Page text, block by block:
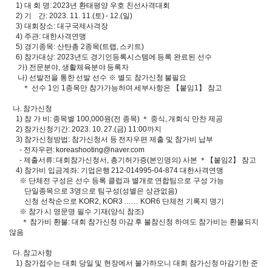
1) 대 회 명: 2023년 환태평양 우호 친선사격대회
2) 기 간: 2023. 11. 11.(토) - 12.(일)
3) 대회장소: 대구국제사격장
4) 주관: 대한사격연맹
5) 경기종목: 산탄총 2종목(트랩, 스키트)
6) 참가대상: 2023년도 경기인등록시스템에 등록 완료된 선수
가) 전문분야, 생활체육분야 등록자
나) 선발전을 통한 선발 선수 ※ 별도 참가신청 불필요
＊ 선수 1인 1종목만 참가가능하며 세부사항은 【붙임1】 참고
나. 참가신청
1) 참 가 비: 종목별 100,000원(전 종목) ＊ 중식, 개회식 만찬 제공
2) 참가신청기간: 2023. 10. 27.(금) 11:00까지
3) 참가신청방법: 참가신청서 등 전자우편 제출 및 참가비 납부
- 전자우편: koreashooting@naver.com
- 제출서류: 대회참가신청서, 총기허가증(본인명의) 사본 ＊【붙임2】 참고
4) 참가비 입금계좌: 기업은행 212-014995-04-874 대한사격연맹
※ 단체전 구성은 선수 등록 클럽과 별개로 연합팀으로 구성 가능
단일종목으로 3명으로 팀구성(성별은 상관없음)
신청 선착순으로 KOR2, KOR3 …… KOR6 단체전 기록지 명기
※ 참가 시 영문명 필수 기재(양식 참조)
＊ 참가비 환불: 대회 참가신청 마감 후 불참신청 하여도 참가비는 환불되지
않음
다. 참고사항
1) 참가접수는 대회 당일 및 현장에서 불가하오니 대회 참가신청 마감기한 준